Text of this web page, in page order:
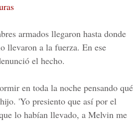
armados llegaron hasta donde
llevaron a la fuerza. En ese
el hecho.
en toda la noche pensando qué
'Yo presiento que así por el
lo habían llevado, a Melvin me